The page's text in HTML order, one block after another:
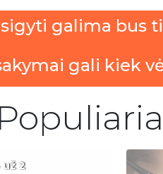
galima bus
gali kiek
2